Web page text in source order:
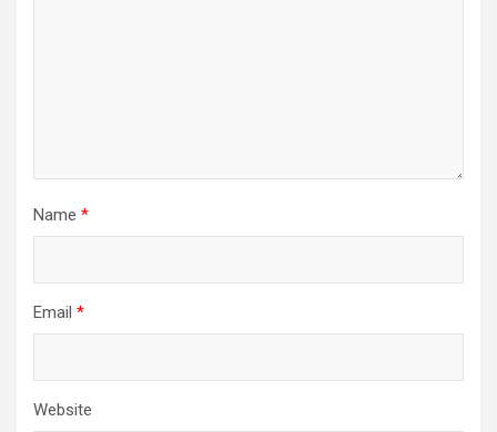
Name *
Email *
Website